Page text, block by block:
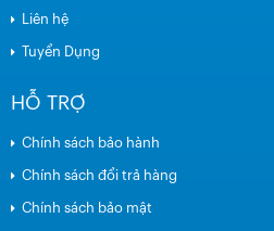
Liên hệ
Tuyển Dụng
HỖ TRỢ
Chính sách bảo hành
Chính sách đổi trả hàng
Chính sách bảo mật